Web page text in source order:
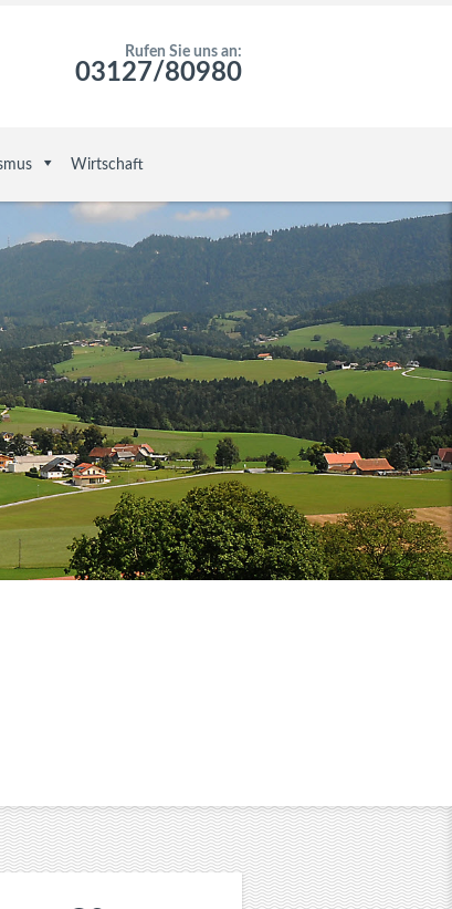
Rufen Sie uns an:
03127/80980
Wirtschaft